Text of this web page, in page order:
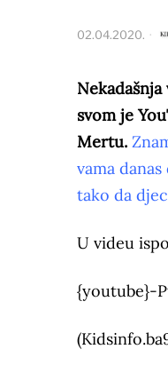
02.04.2020.
svom je
Mertu.
vama
tako da
U videu
{youtube}-